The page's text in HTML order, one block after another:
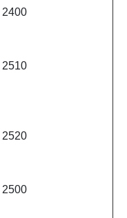
2400
2510
2520
2500